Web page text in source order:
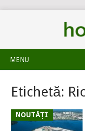
MENU
Etichetă:
NOUTĂȚI